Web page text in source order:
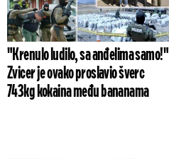
"Krenulo ludilo, sa anđelima samo!"
Zvicer je ovako proslavio šverc
743kg kokaina među bananama